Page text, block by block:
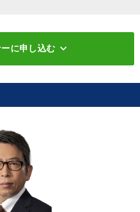
に申し込む keyboard_arrow_down